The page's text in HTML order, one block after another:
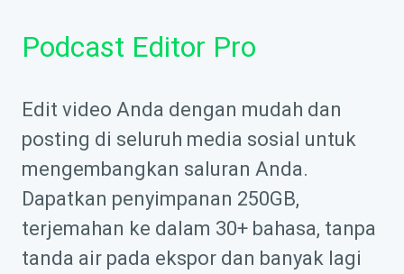
Podcast Editor Pro
Edit video Anda dengan mudah dan
posting di seluruh media sosial untuk
mengembangkan saluran Anda.
Dapatkan penyimpanan 250GB,
terjemahan ke dalam 30+ bahasa, tanpa
tanda air pada ekspor dan banyak lagi